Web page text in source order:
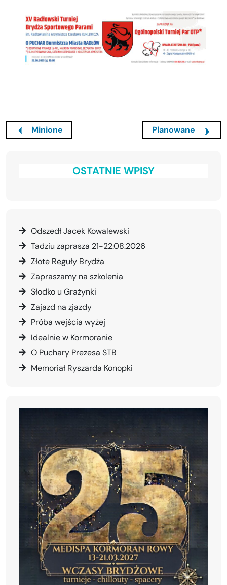
Minione Planowane
OSTATNIE WPISY
Odszedł Jacek Kowalewski
Tadziu zaprasza 21-22.08.2026
Złote Reguły Brydża
Zapraszamy na szkolenia
Słodko u Grażynki
Zajazd na zjazdy
Próba wejścia wyżej
Idealnie w Kormoranie
O Puchary Prezesa STB
Memoriał Ryszarda Konopki